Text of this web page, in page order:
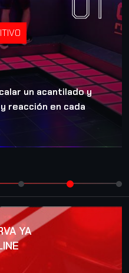
un acantilado y
reacción en cada
YA